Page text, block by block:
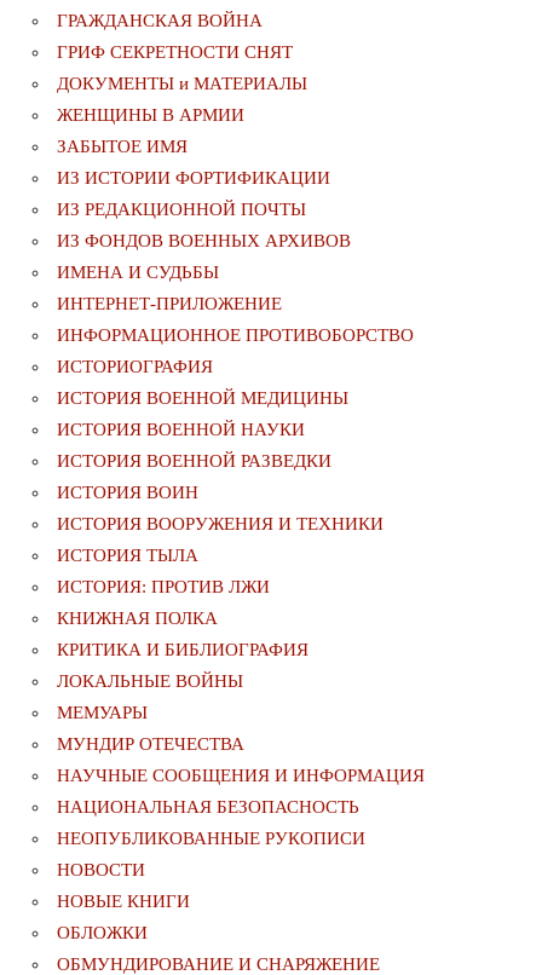
ГРАЖДАНСКАЯ ВОЙНА
ГРИФ СЕКРЕТНОСТИ СНЯТ
ДОКУМЕНТЫ и МАТЕРИАЛЫ
ЖЕНЩИНЫ В АРМИИ
ЗАБЫТОЕ ИМЯ
ИЗ ИСТОРИИ ФОРТИФИКАЦИИ
ИЗ РЕДАКЦИОННОЙ ПОЧТЫ
ИЗ ФОНДОВ ВОЕННЫХ АРХИВОВ
ИМЕНА И СУДЬБЫ
ИНТЕРНЕТ-ПРИЛОЖЕНИЕ
ИНФОРМАЦИОННОЕ ПРОТИВОБОРСТВО
ИСТОРИОГРАФИЯ
ИСТОРИЯ ВОЕННОЙ МЕДИЦИНЫ
ИСТОРИЯ ВОЕННОЙ НАУКИ
ИСТОРИЯ ВОЕННОЙ РАЗВЕДКИ
ИСТОРИЯ ВОИН
ИСТОРИЯ ВООРУЖЕНИЯ И ТЕХНИКИ
ИСТОРИЯ ТЫЛА
ИСТОРИЯ: ПРОТИВ ЛЖИ
КНИЖНАЯ ПОЛКА
КРИТИКА И БИБЛИОГРАФИЯ
ЛОКАЛЬНЫЕ ВОЙНЫ
МЕМУАРЫ
МУНДИР ОТЕЧЕСТВА
НАУЧНЫЕ СООБЩЕНИЯ И ИНФОРМАЦИЯ
НАЦИОНАЛЬНАЯ БЕЗОПАСНОСТЬ
НЕОПУБЛИКОВАННЫЕ РУКОПИСИ
НОВОСТИ
НОВЫЕ КНИГИ
ОБЛОЖКИ
ОБМУНДИРОВАНИЕ И СНАРЯЖЕНИЕ